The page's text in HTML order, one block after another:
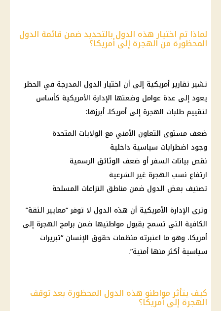
لماذا تم اختيار هذه الدول بالتحديد ضمن قائمة الدول
المحظورة من الهجرة إلى أمريكا؟
تشير تقارير أمريكية إلى أن اختيار الدول المدرجة في الحظر
يعود إلى عدة عوامل وضعتها الإدارة الأمريكية كأساس
لتقييم طلبات الهجرة إلى أمريكا، أبرزها:
ضعف مستوى التعاون الأمني مع الولايات المتحدة
وجود اضطرابات سياسية داخلية
نقص بيانات السفر أو ضعف الوثائق الرسمية
ارتفاع نسب الهجرة غير الشرعية
تصنيف بعض الدول ضمن مناطق النزاعات المسلحة
وترى الإدارة الأمريكية أن هذه الدول لا توفر “معايير الثقة”
الكافية التي تسمح بقبول مواطنيها ضمن برامج الهجرة إلى
أمريكا، وهو ما اعتبرته منظمات حقوق الإنسان “تبريرات
سياسية أكثر منها أمنية”.
كيف يتأثر مواطنو هذه الدول المحظورة بعد توقف
الهجرة إلى أمريكا؟